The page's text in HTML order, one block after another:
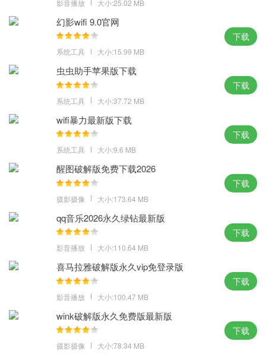
极为强大的功能，能像玻璃一样在屏幕上滑动，让系统有着更棒的
表现；
2、让你安装好联网即可永久激活，系统集成了winpe携带了常用的d
os工具，用户们可以得到最好的精简体验，优化磁盘访问速度；
3、极度精简并且干净流畅的轻量系统，带来非常轻松简单的系统使
用安装操作，使其享受到更好的系统使用玩法，具有最强大的安全
体验点评：
你的系统完全没有了负担了，精致的游戏风格，带给玩家更快的响
应，准备玩上电脑的资态准备着。
影音播放 大小:25.02 MB
幻影wifi 9.0官网
系统工具 大小:15.99 MB
下载
虫虫助手苹果版下载
系统工具 大小:37.72 MB
下载
wifi暴力最新版下载
系统工具 大小:9.6 MB
下载
醒图破解版免费下载2026
摄影摄像 大小:173.64 MB
下载
qq音乐2026永久绿钻最新版
影音播放 大小:110.64 MB
下载
喜马拉雅破解版永久vip免登录版
影音播放 大小:100.47 MB
下载
wink破解版永久免费版最新版
摄影摄像 大小:78.34 MB
下载